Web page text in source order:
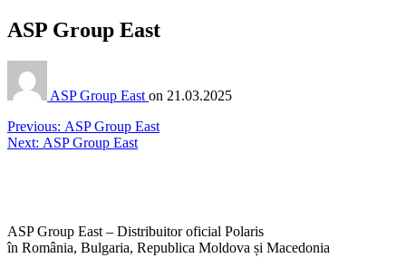
ASP Group East
ASP Group East on 21.03.2025
Post
navigation
Previous: Previous
post:
ASP Group East
Next: Next
ASP Group East
ASP Group East – Distribuitor oficial Polaris
în România, Bulgaria, Republica Moldova și Macedonia